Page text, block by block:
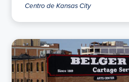
Centro de Kansas City